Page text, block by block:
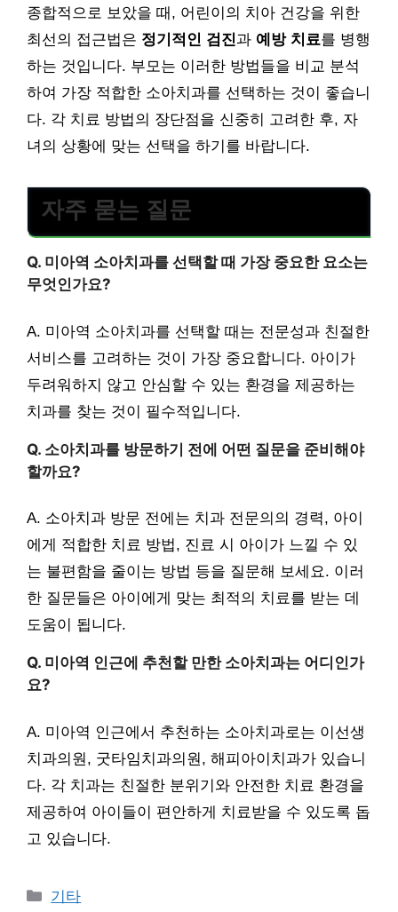
종합적으로 보았을 때, 어린이의 치아 건강을 위한
최선의 접근법은 정기적인 검진과 예방 치료를 병행
하는 것입니다. 부모는 이러한 방법들을 비교 분석
하여 가장 적합한 소아치과를 선택하는 것이 좋습니
다. 각 치료 방법의 장단점을 신중히 고려한 후, 자
녀의 상황에 맞는 선택을 하기를 바랍니다.
자주 묻는 질문
Q. 미아역 소아치과를 선택할 때 가장 중요한 요소는
무엇인가요?
A. 미아역 소아치과를 선택할 때는 전문성과 친절한
서비스를 고려하는 것이 가장 중요합니다. 아이가
두려워하지 않고 안심할 수 있는 환경을 제공하는
치과를 찾는 것이 필수적입니다.
Q. 소아치과를 방문하기 전에 어떤 질문을 준비해야
할까요?
A. 소아치과 방문 전에는 치과 전문의의 경력, 아이
에게 적합한 치료 방법, 진료 시 아이가 느낄 수 있
는 불편함을 줄이는 방법 등을 질문해 보세요. 이러
한 질문들은 아이에게 맞는 최적의 치료를 받는 데
도움이 됩니다.
Q. 미아역 인근에 추천할 만한 소아치과는 어디인가
요?
A. 미아역 인근에서 추천하는 소아치과로는 이선생
치과의원, 굿타임치과의원, 해피아이치과가 있습니
다. 각 치과는 친절한 분위기와 안전한 치료 환경을
제공하여 아이들이 편안하게 치료받을 수 있도록 돕
고 있습니다.
Categories
기타